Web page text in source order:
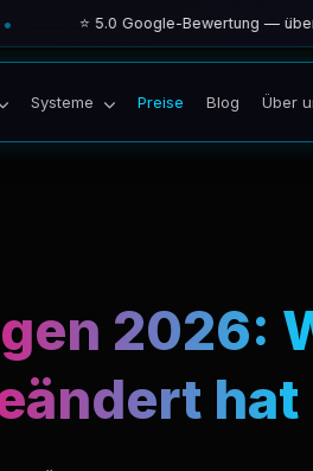
⭐ 5.0 Google-Bewertung — über 30
Systeme Preise Blog Über
2026:
hat